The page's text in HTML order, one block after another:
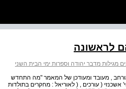
לראשונה
מגילות מדבר יהודה וספרות ימי הבית השני
, מעובד ומעודכן של המאמר "מה התחדש
אשכנזי ( עורכים , ( לאוריאל : מחקרים בתולדות